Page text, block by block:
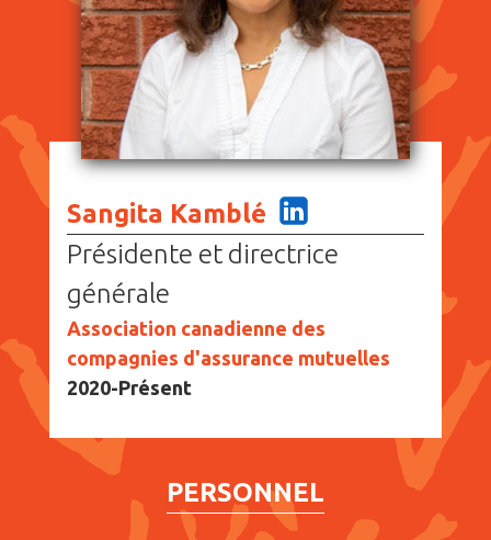
Sangita Kamblé
Présidente et directrice
générale
Association canadienne des
compagnies d'assurance mutuelles
2020-Présent
PERSONNEL